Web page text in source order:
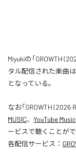
Miyukiの「GROWTH
タル配信された楽曲は
となっている。
なお「GROWTH (2026
MUSIC、 YouTube Music
ービスで聴くことがで
各配信サービス：